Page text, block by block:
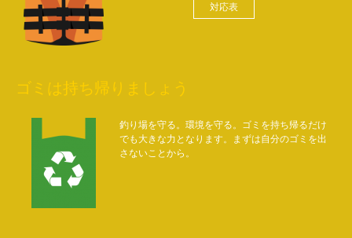
対応表
ゴミは持ち帰りましょう
釣り場を守る。環境を守る。ゴミを持ち帰るだけ
でも大きな力となります。まずは自分のゴミを出
さないことから。